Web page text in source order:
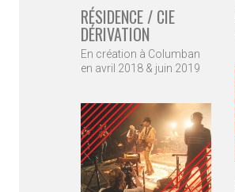
RÉSIDENCE / CIE
DÉRIVATION
En création à Columban
en avril 2018 & juin 2019